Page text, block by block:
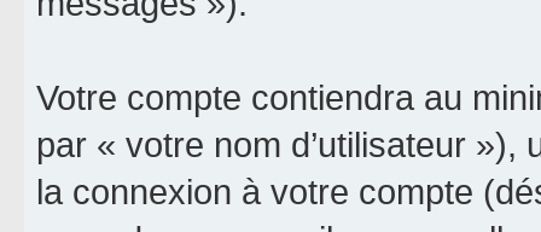
Votre compte contiendra au
par « votre nom d’utilisateur
la connexion à votre compte